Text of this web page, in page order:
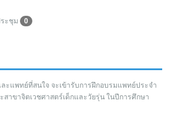
ะชุม
0
แพทย์ที่สนใจ จะเข้ารับการฝึกอบรมแพทย์ประจำ
าขาจิตเวชศาสตร์เด็กและวัยรุ่น ในปีการศึกษา